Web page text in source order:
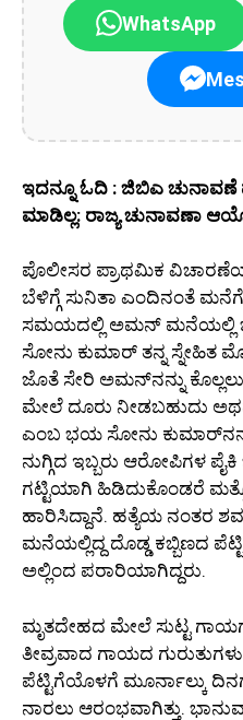
WhatsApp
ಇದನ್ನೂ ಓದಿ : ಜಿಬಿಎ
ಮಾಡಿಲ್ಲ: ರಾಜ್ಯ ಚುನಾವಣಾ
ಪೊಲೀಸರ ಪ್ರಾಥಮಿಕ
ಬೆಳಿಗ್ಗೆ ಸುನಿತಾ ಎಂದಿನಂತೆ
ಸಮಯದಲ್ಲಿ ಅಮನ್ ಮನೆಯಲ್ಲಿ
ಸೋನು ಕುಮಾರ್ ತನ್ನ
ಜೊತೆ ಸೇರಿ ಅಮನ್‌ನನ್ನು
ಮೇಲೆ ದೂರು ನೀಡಬಹುದು
ಎಂಬ ಭಯ ಸೋನು
ನುಗ್ಗಿದ ಇಬ್ಬರು ಆರೋಪಿಗಳ
ಗಟ್ಟಿಯಾಗಿ ಹಿಡಿದುಕೊಂಡರೆ
ಹಾರಿಸಿದ್ದಾನೆ. ಹತ್ಯೆಯ ನಂತರ
ಮನೆಯಲ್ಲಿದ್ದ ದೊಡ್ಡ ಕಬ್ಬಿಣದ
ಅಲ್ಲಿಂದ ಪರಾರಿಯಾಗಿದ್ದರು.
ಮೃತದೇಹದ ಮೇಲೆ ಸುಟ್ಟ
ತೀವ್ರವಾದ ಗಾಯದ
ಪೆಟ್ಟಿಗೆಯೊಳಗೆ ಮೂರ್ನಾಲ್ಕು
ನಾರಲು ಆರಂಭವಾಗಿತ್ತು.